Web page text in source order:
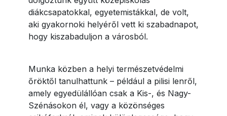
diákcsapatokkal, egyetemistákkal, de volt,
aki gyakornoki helyéről vett ki szabadnapot,
hogy kiszabaduljon a városból.
Munka közben a helyi természetvédelmi
őröktől tanulhattunk – például a pilisi lenről,
amely egyedülállóan csak a Kis-, és Nagy-
Szénásokon él, vagy a közönséges